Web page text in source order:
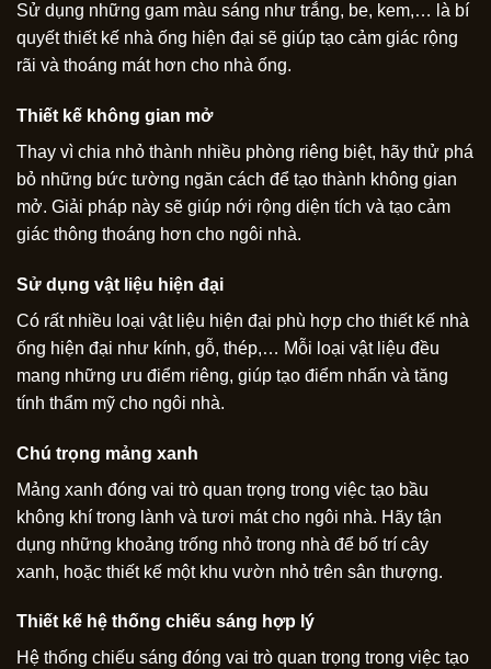
Sử dụng những gam màu sáng như trắng, be, kem,… là bí
quyết thiết kế nhà ống hiện đại sẽ giúp tạo cảm giác rộng
rãi và thoáng mát hơn cho nhà ống.
Thiết kế không gian mở
Thay vì chia nhỏ thành nhiều phòng riêng biệt, hãy thử phá
bỏ những bức tường ngăn cách để tạo thành không gian
mở. Giải pháp này sẽ giúp nới rộng diện tích và tạo cảm
giác thông thoáng hơn cho ngôi nhà.
Sử dụng vật liệu hiện đại
Có rất nhiều loại vật liệu hiện đại phù hợp cho thiết kế nhà
ống hiện đại như kính, gỗ, thép,… Mỗi loại vật liệu đều
mang những ưu điểm riêng, giúp tạo điểm nhấn và tăng
tính thẩm mỹ cho ngôi nhà.
Chú trọng mảng xanh
Mảng xanh đóng vai trò quan trọng trong việc tạo bầu
không khí trong lành và tươi mát cho ngôi nhà. Hãy tận
dụng những khoảng trống nhỏ trong nhà để bố trí cây
xanh, hoặc thiết kế một khu vườn nhỏ trên sân thượng.
Thiết kế hệ thống chiếu sáng hợp lý
Hệ thống chiếu sáng đóng vai trò quan trọng trong việc tạo